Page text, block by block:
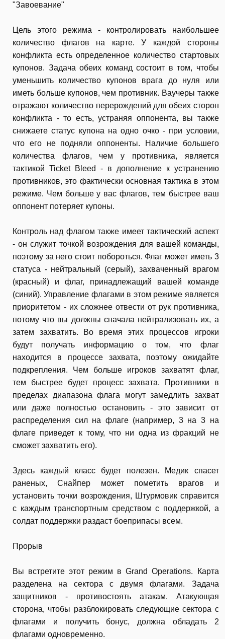
"Завоевание"
Цель этого режима - контролировать наибольшее
количество флагов на карте. У каждой стороны
конфликта есть определенное количество стартовых
купонов. Задача обеих команд состоит в том, чтобы
уменьшить количество купонов врага до нуля или
иметь больше купонов, чем противник. Ваучеры также
отражают количество перерождений для обеих сторон
конфликта - то есть, устраняя оппонента, вы также
снижаете статус купона на одно очко - при условии,
что его не подняли оппоненты. Наличие большего
количества флагов, чем у противника, является
тактикой Ticket Bleed - в дополнение к устранению
противников, это фактически основная тактика в этом
режиме. Чем больше у вас флагов, тем быстрее ваш
оппонент потеряет купоны.
Контроль над флагом также имеет тактический аспект
- он служит точкой возрождения для вашей команды,
поэтому за него стоит побороться. Флаг может иметь 3
статуса - нейтральный (серый), захваченный врагом
(красный) и флаг, принадлежащий вашей команде
(синий). Управление флагами в этом режиме является
приоритетом - их сложнее отвести от рук противника,
потому что вы должны сначала нейтрализовать их, а
затем захватить. Во время этих процессов игроки
будут получать информацию о том, что флаг
находится в процессе захвата, поэтому ожидайте
подкрепления. Чем больше игроков захватят флаг,
тем быстрее будет процесс захвата. Противники в
пределах диапазона флага могут замедлить захват
или даже полностью остановить - это зависит от
распределения сил на флаге (например, 3 на 3 на
флаге приведет к тому, что ни одна из фракций не
сможет захватить его).
Здесь каждый класс будет полезен. Медик спасет
раненых, Снайпер может пометить врагов и
установить точки возрождения, Штурмовик справится
с каждым транспортным средством с поддержкой, а
солдат поддержки раздаст боеприпасы всем.
Прорыв
Вы встретите этот режим в Grand Operations. Карта
разделена на сектора с двумя флагами. Задача
защитников - противостоять атакам. Атакующая
сторона, чтобы разблокировать следующие сектора с
флагами и получить бонус, должна обладать 2
флагами одновременно.